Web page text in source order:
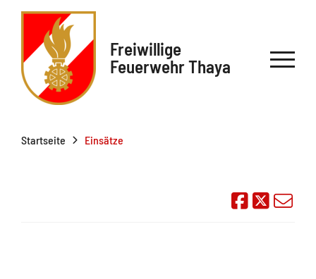
Freiwillige
Feuerwehr Thaya
Startseite Einsätze
Auf